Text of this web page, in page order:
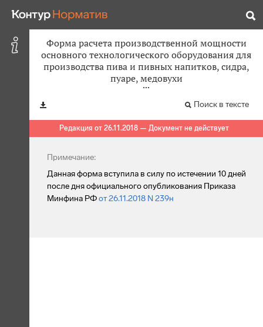
Форма расчета производственной мощности
основного технологического оборудования для
производства пива и пивных напитков, сидра,
пуаре, медовухи
Поиск в тексте
Редакция от 26.11.2018 — Документ не действует
Примечание:
Данная форма вступила в силу по истечении 10 дней
после дня официального опубликования Приказа
Минфина РФот 26.11.2018 N 239н